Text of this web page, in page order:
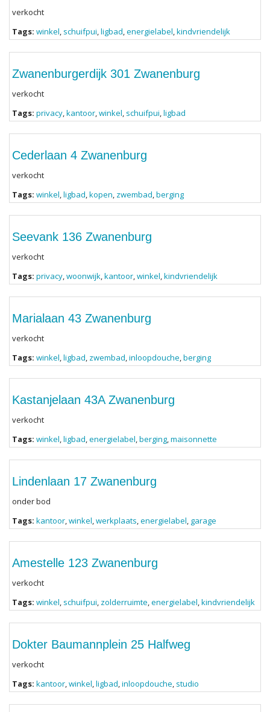
verkocht
Tags: winkel, schuifpui,ligbad,energielabel,kindvriendelijk
Zwanenburgerdijk 301 Zwanenburg
verkocht
Tags: privacy,kantoor,winkel, schuifpui,ligbad
Cederlaan 4 Zwanenburg
verkocht
Tags: winkel,ligbad,kopen, zwembad,berging
Seevank 136 Zwanenburg
verkocht
Tags: privacy,woonwijk,kantoor,winkel,kindvriendelijk
Marialaan 43 Zwanenburg
verkocht
Tags: winkel,ligbad, zwembad,inloopdouche,berging
Kastanjelaan 43A Zwanenburg
verkocht
Tags: winkel,ligbad,energielabel,berging,maisonnette
Lindenlaan 17 Zwanenburg
onder bod
Tags: kantoor,winkel,werkplaats,energielabel, garage
Amestelle 123 Zwanenburg
verkocht
Tags: winkel, schuifpui, zolderruimte,energielabel,kindvriendelijk
Dokter Baumannplein 25 Halfweg
verkocht
Tags: kantoor,winkel,ligbad,inloopdouche, studio